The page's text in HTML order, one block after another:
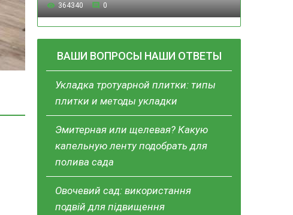
364340 0
ВАШИ ВОПРОСЫ НАШИ ОТВЕТЫ
Укладка тротуарной плитки: типы
плитки и методы укладки
Эмитерная или щелевая? Какую
капельную ленту подобрать для
полива сада
Овочевий сад: використання
подвій для підвищення